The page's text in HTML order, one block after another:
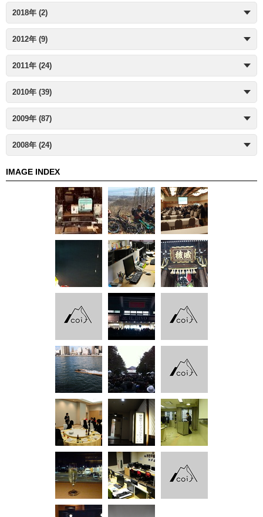
2018年 (2)
2012年 (9)
2011年 (24)
2010年 (39)
2009年 (87)
2008年 (24)
IMAGE INDEX